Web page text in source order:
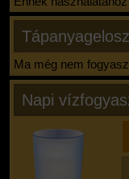
Ma még nem
Napi